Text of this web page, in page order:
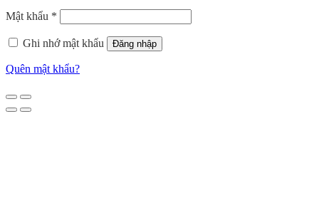
Mật khẩu *
Ghi nhớ mật khẩu Đăng nhập
Quên mật khẩu?